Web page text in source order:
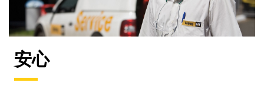
安心